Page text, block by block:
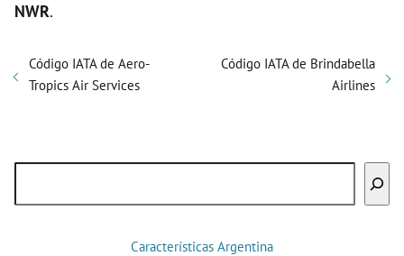
NWR.
Código IATA de Aero-
Tropics Air Services
Código IATA de Brindabella
Airlines
Características Argentina